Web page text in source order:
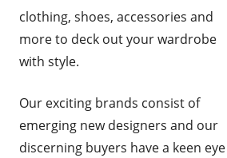
clothing, shoes, accessories and
more to deck out your wardrobe
with style.
Our exciting brands consist of
emerging new designers and our
discerning buyers have a keen eye